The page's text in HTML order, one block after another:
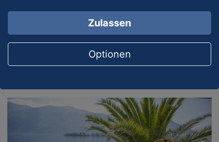
Betriebsprüfung Unternehmen
Neue Prüfungsrechte Finanzamt
Mitwirkungsverlangen,steuerliche Compliance,
Verrechnungspreisdokumentation
Zulassen
Optionen